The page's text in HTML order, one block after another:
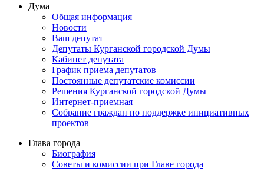
Дума
Общая информация
Новости
Ваш депутат
Депутаты Курганской городской Думы
Кабинет депутата
График приема депутатов
Постоянные депутатские комиссии
Решения Курганской городской Думы
Интернет-приемная
Собрание граждан по поддержке инициативных
проектов
Глава города
Биография
Советы и комиссии при Главе города